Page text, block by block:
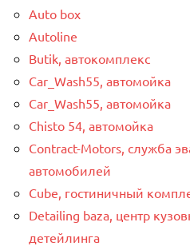
Auto box
Autoline
Butik, автокомплекс
Car_Wash55, автомойка
Car_Wash55, автомойка
Chisto 54, автомойка
Contract-Motors, служба
автомобилей
Cube, гостиничный
Detailing baza, центр
детейлинга